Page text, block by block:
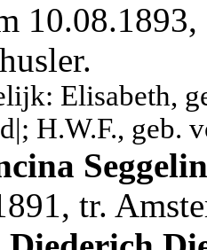
10.08.1893,
Elisabeth,
H.W.F., geb.
tr.